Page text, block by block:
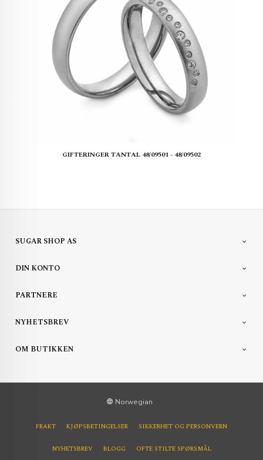
GIFTERINGER TANTAL 48/09501 - 48/09502
SUGAR SHOP AS
DIN KONTO
PARTNERE
NYHETSBREV
OM BUTIKKEN
Norwegian
FRAKT KJØPSBETINGELSER SIKKERHET OG PERSONVERN
NYHETSBREV BLOGG OFTE STILTE SPØRSMÅL